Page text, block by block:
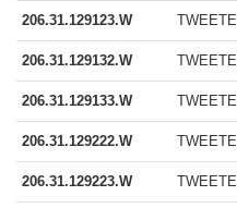
206.31.129123.W
206.31.129132.W
206.31.129133.W
206.31.129222.W
206.31.129223.W